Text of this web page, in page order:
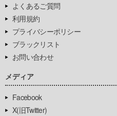
よくあるご質問
利用規約
プライバシーポリシー
ブラックリスト
お問い合わせ
メディア
Facebook
X(旧Twitter)